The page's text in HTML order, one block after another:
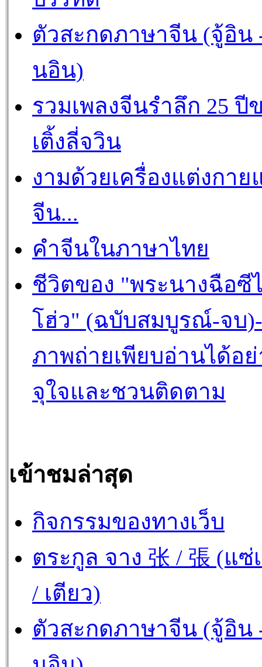
ตัวสะกดภาษาจีน (จู้อิน
นอิน)
รวมเพลงจีนรำลึก 25 ปี
เติ้งลี่จวิน
งามด้วยเครื่องแต่งกาย
จีน...
คำจีนในภาษาไทย
ชีวิตของ "พระนางฉือซี
โฮ่ว" (ฉบับสมบูรณ์-จบ)-
ภาพถ่ายเพียบอ่านได้อย่
จุใจและชวนติดตาม
เข้าชมล่าสุด
กิจกรรมของทางเว็บ
ตระกูล จาง 张 / 張 (แซ่
/ เตียว)
ตัวสะกดภาษาจีน (จู้อิน